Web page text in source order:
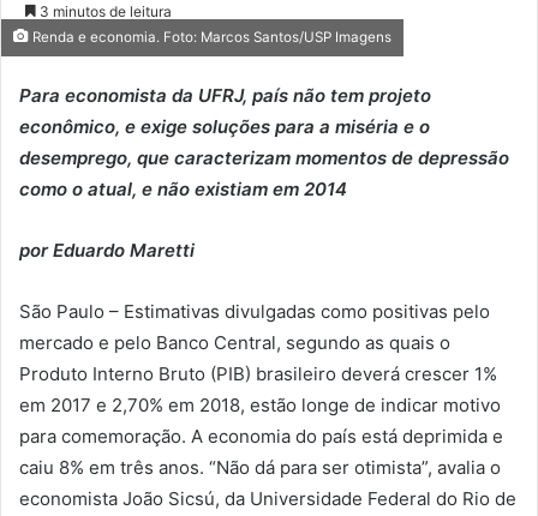
3 minutos de leitura
Renda e economia. Foto: Marcos Santos/USP Imagens
Para economista da UFRJ, país não tem projeto
econômico, e exige soluções para a miséria e o
desemprego, que caracterizam momentos de depressão
como o atual, e não existiam em 2014
por Eduardo Maretti
São Paulo – Estimativas divulgadas como positivas pelo
mercado e pelo Banco Central, segundo as quais o
Produto Interno Bruto (PIB) brasileiro deverá crescer 1%
em 2017 e 2,70% em 2018, estão longe de indicar motivo
para comemoração. A economia do país está deprimida e
caiu 8% em três anos. “Não dá para ser otimista”, avalia o
economista João Sicsú, da Universidade Federal do Rio de